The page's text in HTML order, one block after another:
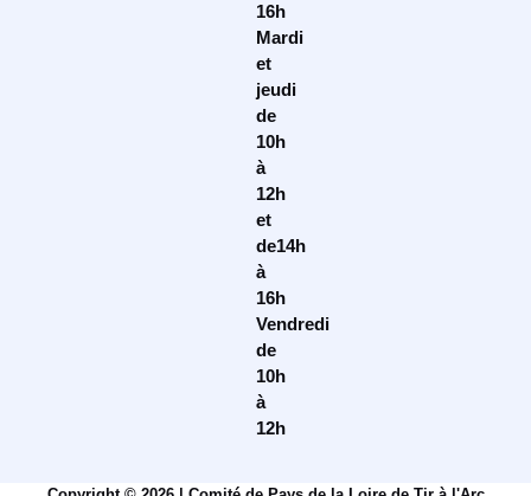
16h
Mardi
et
jeudi
de
10h
à
12h
et
de14h
à
16h
Vendredi
de
10h
à
12h